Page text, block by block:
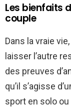
Les bienfaits
couple
Dans la vraie
laisser l’autre
des preuves
qu’il s’agisse
sport en solo ou